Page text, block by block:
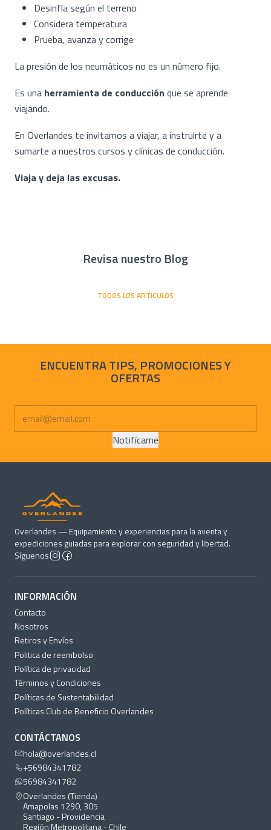
Desinfla según el terreno
Considera temperatura
Prueba, avanza y corrige
La presión de los neumáticos no es un número fijo.
Es una herramienta de conducción que se aprende
viajando.
En Overlandes te invitamos a viajar, a instruirte y a
sumarte a nuestros cursos y clínicas de conducción.
Viaja y deja las excusas.
Revisa nuestro Blog
TODOS LOS ARTICULOS
ENCUENTRA TIPS, PROMOCIONES Y
OFERTAS
Notifícame
Overlandes — Equipamiento y experiencias para la aventa y
expediciones guiadas para explorar con seguridad y libertad.
Síguenos
INFORMACIÓN
Contacto
Nosotros
Retiros y Envíos
Politica de reembolso
Política de privacidad
Términos y Condiciones
Políticas de Sustentabilidad
Políticas Club de Beneficio Overlandes
CONTÁCTANOS
hola@overlandes.cl
+56984341782
56984341782
Overlandes (Tienda)
Amapolas 1290, 305
Santiago - Providencia
Región Metropolitana - Chile